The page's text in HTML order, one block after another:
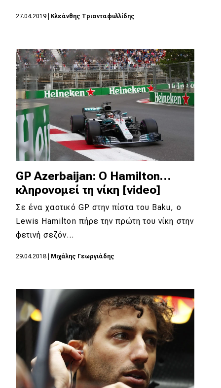
Απόψεις
Test Drive
Δοκιμή
Αποστολή
Συγκρίνουμε
Αγώνες
Formula 1
WRC
Motorsport
Eco
Νέα
Τεχνολογία
Mobility
Σταθμοί φόρτισης
27.04.2019 Κλεάνθης Τριανταφυλλίδης
GP Azerbaijan: Ο Hamilton…
κληρονομεί τη νίκη [video]
Σε ένα χαοτικό GP στην πίστα του Baku, ο
Lewis Hamilton πήρε την πρώτη του νίκη στην
φετινή σεζόν…
29.04.2018 Mιχάλης Γεωργιάδης